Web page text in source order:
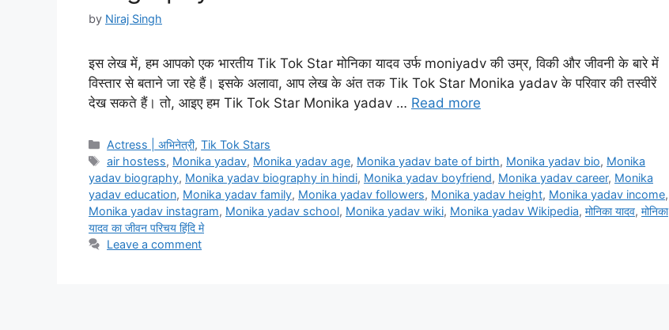
by Niraj Singh
इस लेख में, हम आपको एक भारतीय Tik Tok Star मोनिका यादव उर्फ moniyadv की उम्र, विकी और जीवनी के बारे में
विस्तार से बताने जा रहे हैं। इसके अलावा, आप लेख के अंत तक Tik Tok Star Monika yadav के परिवार की तस्वीरें
देख सकते हैं। तो, आइए हम Tik Tok Star Monika yadav … Read more
Categories
Actress | अभिनेत्री,Tik Tok Stars
Tags
air hostess, Monika yadav, Monika yadav age, Monika yadav bate of birth, Monika yadav bio, Monika
yadav biography, Monika yadav biography in hindi, Monika yadav boyfriend, Monika yadav career, Monika
yadav education, Monika yadav family, Monika yadav followers, Monika yadav height, Monika yadav income,
Monika yadav instagram, Monika yadav school, Monika yadav wiki, Monika yadav Wikipedia, मोनिका यादव, मोनिका
यादव का जीवन परिचय हिंदि मे
Leave a comment